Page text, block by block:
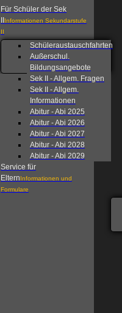
Für Schüler der Sek
Informationen Sekundarstufe
II
Schüleraustauschfahrten
Außerschul.
Bildungsangebote
Sek II - Allgem. Fragen
Sek II - Allgem.
Informationen
Abitur - Abi 2025
Abitur - Abi 2026
Abitur - Abi 2027
Abitur - Abi 2028
Abitur - Abi 2029
Service für
ElternInformationen und
Formulare